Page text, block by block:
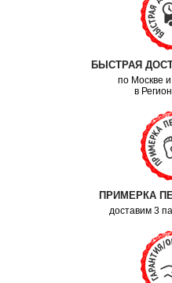
БЫСТРАЯ
по Москве
в
ПРИМЕРКА
доставим 3